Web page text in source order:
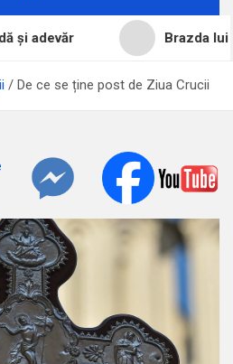
Brazda lui Novac,
De ce se ține post de Ziua Crucii